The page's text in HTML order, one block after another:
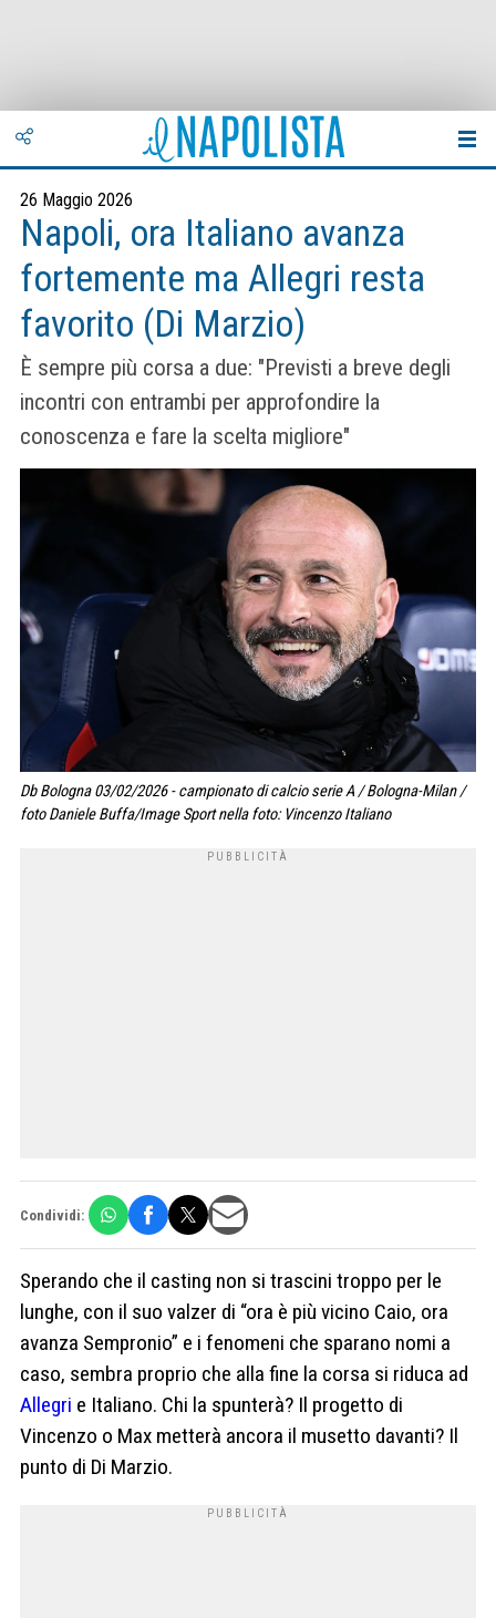
26 Maggio 2026
Napoli, ora Italiano avanza
fortemente ma Allegri resta
favorito (Di Marzio)
È sempre più corsa a due: "Previsti a breve degli
incontri con entrambi per approfondire la
conoscenza e fare la scelta migliore"
Db Bologna 03/02/2026 - campionato di calcio serie A / Bologna-Milan /
foto Daniele Buffa/Image Sport nella foto: Vincenzo Italiano
Condividi:
Sperando che il casting non si trascini troppo per le
lunghe, con il suo valzer di “ora è più vicino Caio, ora
avanza Sempronio” e i fenomeni che sparano nomi a
caso, sembra proprio che alla fine la corsa si riduca ad
Allegri e Italiano. Chi la spunterà? Il progetto di
Vincenzo o Max metterà ancora il musetto davanti? Il
punto di Di Marzio.